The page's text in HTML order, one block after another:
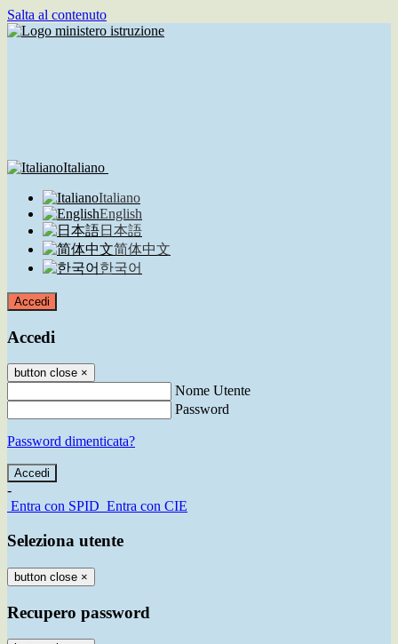
Salta al contenuto
Italiano
Italiano
English
日本語
简体中文
한국어
Accedi
Accedi
button close ×
Nome Utente
Password
Password dimenticata?
-
Entra con SPID Entra con CIE
Seleziona utente
button close ×
Recupero password